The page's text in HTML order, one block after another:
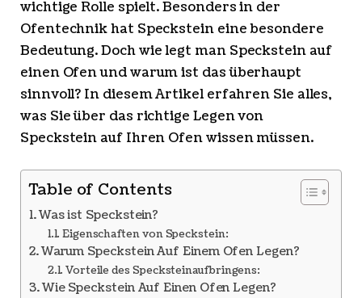
wichtige Rolle spielt. Besonders in der
Ofentechnik hat Speckstein eine besondere
Bedeutung. Doch wie legt man Speckstein auf
einen Ofen und warum ist das überhaupt
sinnvoll? In diesem Artikel erfahren Sie alles,
was Sie über das richtige Legen von
Speckstein auf Ihren Ofen wissen müssen.
Table of Contents
Was ist Speckstein?
Eigenschaften von Speckstein:
Warum Speckstein Auf Einem Ofen Legen?
Vorteile des Specksteinaufbringens:
Wie Speckstein Auf Einen Ofen Legen?